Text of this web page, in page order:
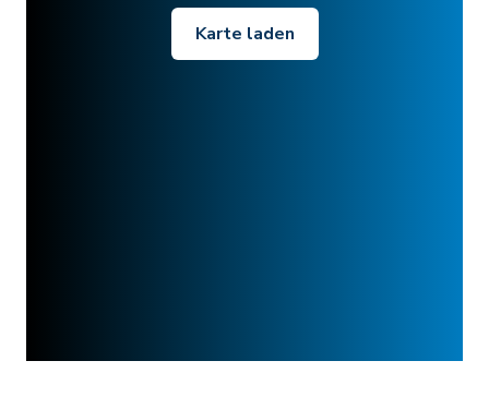
Karte laden